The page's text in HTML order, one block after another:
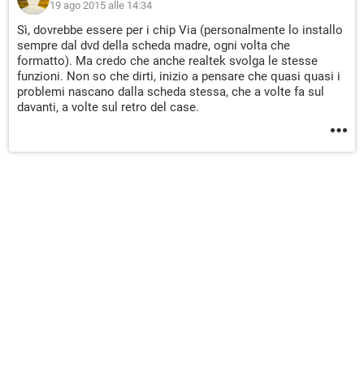
19 ago 2015 alle 14:34
Sì, dovrebbe essere per i chip Via (personalmente lo installo
sempre dal dvd della scheda madre, ogni volta che
formatto). Ma credo che anche realtek svolga le stesse
funzioni. Non so che dirti, inizio a pensare che quasi quasi i
problemi nascano dalla scheda stessa, che a volte fa sul
davanti, a volte sul retro del case.